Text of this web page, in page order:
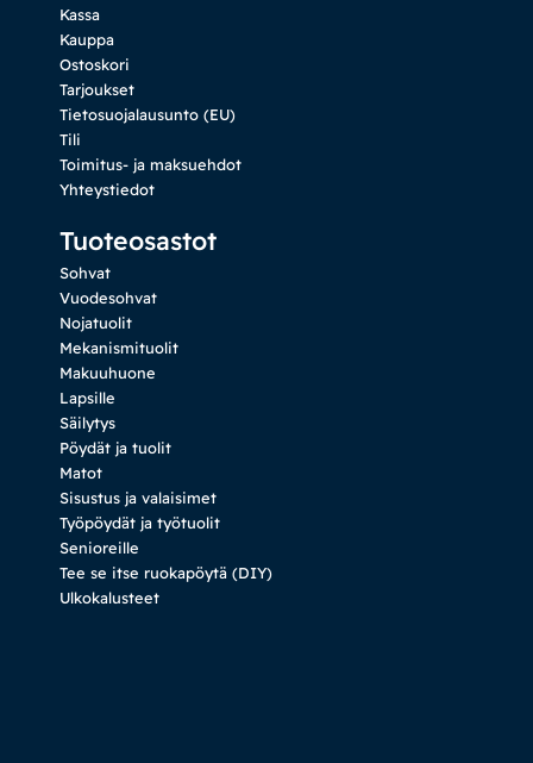
Kassa
Kauppa
Ostoskori
Tarjoukset
Tietosuojalausunto (EU)
Tili
Toimitus- ja maksuehdot
Yhteystiedot
Tuoteosastot
Sohvat
Vuodesohvat
Nojatuolit
Mekanismituolit
Makuuhuone
Lapsille
Säilytys
Pöydät ja tuolit
Matot
Sisustus ja valaisimet
Työpöydät ja työtuolit
Senioreille
Tee se itse ruokapöytä (DIY)
Ulkokalusteet